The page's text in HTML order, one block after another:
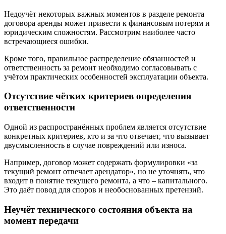
Недоучёт некоторых важных моментов в разделе ремонта
договора аренды может привести к финансовым потерям и
юридическим сложностям. Рассмотрим наиболее часто
встречающиеся ошибки.
Кроме того, правильное распределение обязанностей и
ответственность за ремонт необходимо согласовывать с
учётом практических особенностей эксплуатации объекта.
Отсутствие чётких критериев определения
ответственности
Одной из распространённых проблем является отсутствие
конкретных критериев, кто и за что отвечает, что вызывает
двусмысленность в случае повреждений или износа.
Например, договор может содержать формулировки «за
текущий ремонт отвечает арендатор», но не уточнять, что
входит в понятие текущего ремонта, а что – капитального.
Это даёт повод для споров и необоснованных претензий.
Неучёт технического состояния объекта на
момент передачи